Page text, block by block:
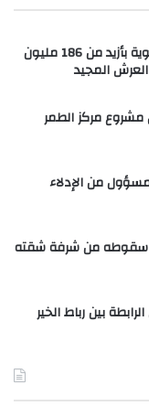
عامل إقليم صفرو يطلق ويدشن مشاريع تنموية بأزيد من 186 مليون
المجيد
مشروع مركز الطمر
من الإدلاء
سقوطه من شرفة شقته
بين رباط الخير